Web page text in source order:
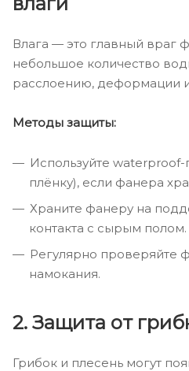
Влага — это главный враг
небольшое количество
расслоению, деформации
Методы защиты:
Используйте
плёнку), если фанера
Храните фанеру на
контакта с сырым полом.
Регулярно проверяйте
намокания.
2. Защита от
Грибок и плесень могут